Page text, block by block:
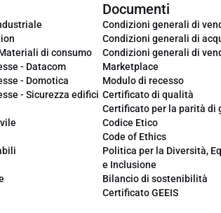
di consumo
- Datacom
- Domotica
- Sicurezza edifici
Documenti
Condizioni generali di
Condizioni generali di
Condizioni generali di
Marketplace
Modulo di recesso
Certificato di qualità
Certificato per la parità di
Codice Etico
Code of Ethics
Politica per la Diversità,
e Inclusione
Bilancio di sostenibilità
Certificato GEEIS